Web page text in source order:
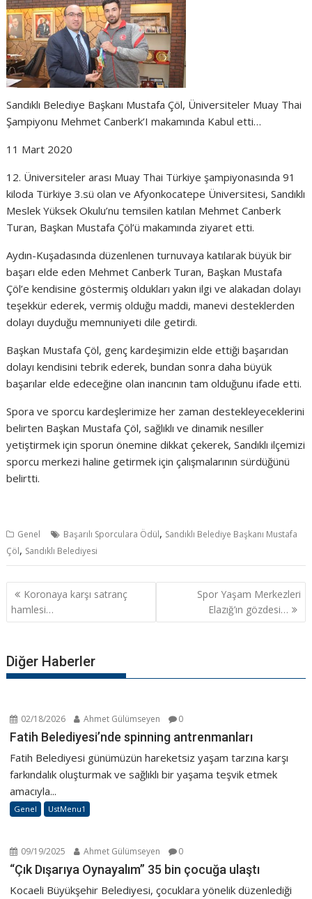
Sandıklı Belediye Başkanı Mustafa Çöl, Üniversiteler Muay Thai
Şampiyonu Mehmet Canberk’I makamında Kabul etti…
11 Mart 2020
12. Üniversiteler arası Muay Thai Türkiye şampiyonasında 91
kiloda Türkiye 3.sü olan ve Afyonkocatepe Üniversitesi, Sandıklı
Meslek Yüksek Okulu’nu temsilen katılan Mehmet Canberk
Turan, Başkan Mustafa Çöl’ü makamında ziyaret etti.
Aydın-Kuşadasında düzenlenen turnuvaya katılarak büyük bir
başarı elde eden Mehmet Canberk Turan, Başkan Mustafa
Çöl’e kendisine göstermiş oldukları yakın ilgi ve alakadan dolayı
teşekkür ederek, vermiş olduğu maddi, manevi desteklerden
dolayı duyduğu memnuniyeti dile getirdi.
Başkan Mustafa Çöl, genç kardeşimizin elde ettiği başarıdan
dolayı kendisini tebrik ederek, bundan sonra daha büyük
başarılar elde edeceğine olan inancının tam olduğunu ifade etti.
Spora ve sporcu kardeşlerimize her zaman destekleyeceklerini
belirten Başkan Mustafa Çöl, sağlıklı ve dinamik nesiller
yetiştirmek için sporun önemine dikkat çekerek, Sandıklı ilçemizi
sporcu merkezi haline getirmek için çalışmalarının sürdüğünü
belirtti.
Genel Başarılı Sporculara Ödül, Sandıklı Belediye Başkanı Mustafa
Çöl, Sandıklı Belediyesi
Y
a
d
o
a
ş
ı
m
ı
Koronaya karşı satranç
hamlesi…
Spor Yaşam Merkezleri
Elazığ’ın gözdesi…
Diğer Haberler
02/18/2026 Ahmet Gülümseyen 0
Fatih Belediyesi’nde spinning antrenmanları
Fatih Belediyesi günümüzün hareketsiz yaşam tarzına karşı
farkındalık oluşturmak ve sağlıklı bir yaşama teşvik etmek
amacıyla...
Genel UstMenu1
09/19/2025 Ahmet Gülümseyen 0
“Çık Dışarıya Oynayalım” 35 bin çocuğa ulaştı
Kocaeli Büyükşehir Belediyesi, çocuklara yönelik düzenlediği